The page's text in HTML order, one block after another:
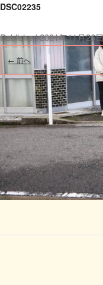
DSC02235
Published2021年11月26
← 前へ